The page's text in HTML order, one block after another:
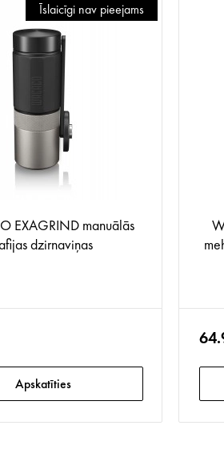
Īslaicīgi nav pieejams
EXAGRIND manuālās
dzirnaviņas
Apskatīties